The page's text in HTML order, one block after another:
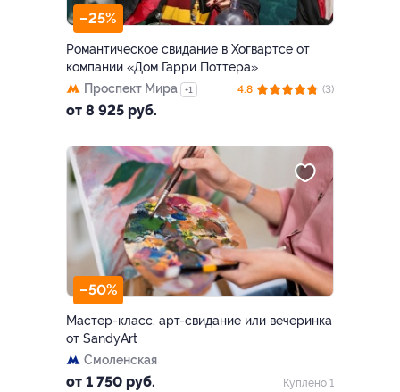
–25%
Романтическое свидание в Хогвартсе от
компании «Дом Гарри Поттера»
Проспект Мира
+1
от 8 925 руб.
4.8 (3)
–50%
Мастер-класс, арт-свидание или вечеринка
от SandyArt
Смоленская
от 1 750 руб. Куплено 1